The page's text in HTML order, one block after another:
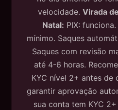
velocidade. Virada
Natal: PIX:
mínimo. Saques
Saques com revisão
até 4-6 horas.
KYC nível 2+ antes de
garantir aprovação
sua conta tem KYC